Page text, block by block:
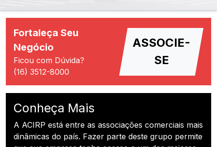
Fortaleça Seu
Negócio
Ficou com Dúvida?
(16) 3512-8000
ASSOCIE-
SE
Conheça Mais
A ACIRP está entre as associações comerciais mais
dinâmicas do país. Fazer parte deste grupo permite